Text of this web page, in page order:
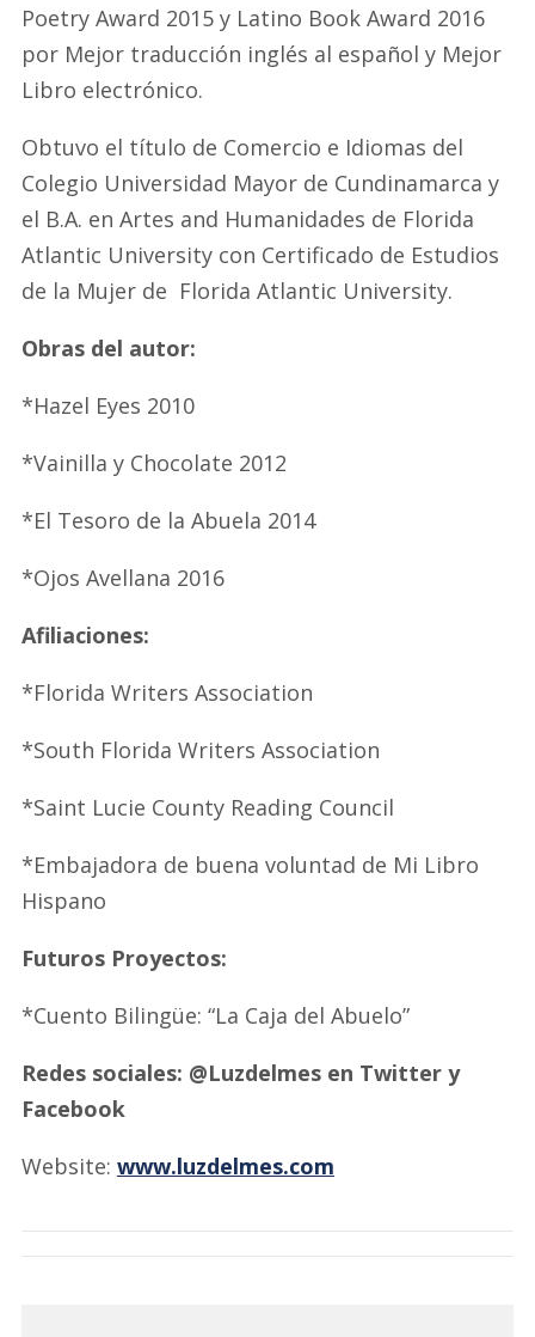
Poetry Award 2015 y Latino Book Award 2016
por Mejor traducción inglés al español y Mejor
Libro electrónico.
Obtuvo el título de Comercio e Idiomas del
Colegio Universidad Mayor de Cundinamarca y
el B.A. en Artes and Humanidades de Florida
Atlantic University con Certificado de Estudios
de la Mujer de Florida Atlantic University.
Obras del autor:
*Hazel Eyes 2010
*Vainilla y Chocolate 2012
*El Tesoro de la Abuela 2014
*Ojos Avellana 2016
Afiliaciones:
*Florida Writers Association
*South Florida Writers Association
*Saint Lucie County Reading Council
*Embajadora de buena voluntad de Mi Libro
Hispano
Futuros Proyectos:
*Cuento Bilingüe: “La Caja del Abuelo”
Redes sociales: @Luzdelmes en Twitter y
Facebook
Website: www.luzdelmes.com